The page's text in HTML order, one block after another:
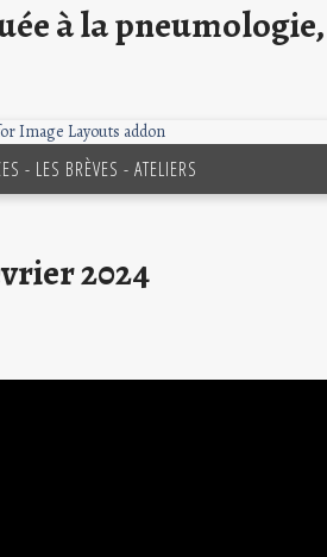
à la pneumologie,
- LES BRÈVES - ATELIERS
2024